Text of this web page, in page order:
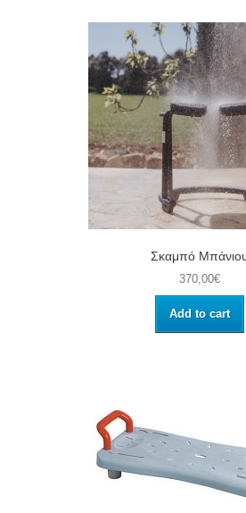
Σκαμπό
370,00€
Add to cart